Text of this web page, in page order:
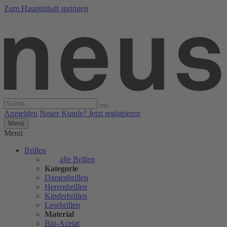
Zum Hauptinhalt springen
Anmelden Neuer Kunde? Jetzt registrieren
Menü
Menü
Brillen
alle Brillen
Kategorie
Damenbrillen
Herrenbrillen
Kinderbrillen
Lesebrillen
Material
Bio-Acetat